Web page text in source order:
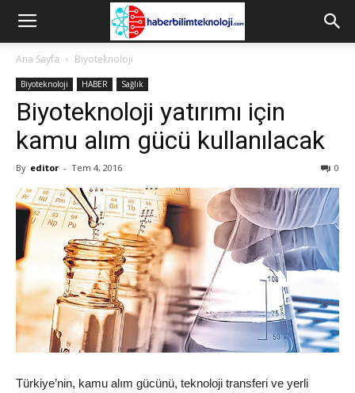
Ana Sayfa Biyoteknoloji
Biyoteknoloji HABER Sağlık
Biyoteknoloji yatırımı için
kamu alım gücü kullanılacak
By editor - Tem 4, 2016 0
Türkiye’nin, kamu alım gücünü, teknoloji transferi ve yerli